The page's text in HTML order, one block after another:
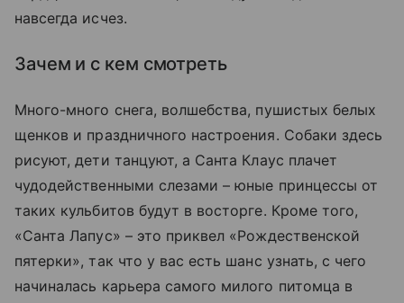
навсегда исчез.
Зачем и с кем смотреть
Много-много снега, волшебства, пушистых белых
щенков и праздничного настроения. Собаки здесь
рисуют, дети танцуют, а Санта Клаус плачет
чудодейственными слезами – юные принцессы от
таких кульбитов будут в восторге. Кроме того,
«Санта Лапус» – это приквел «Рождественской
пятерки», так что у вас есть шанс узнать, с чего
начиналась карьера самого милого питомца в